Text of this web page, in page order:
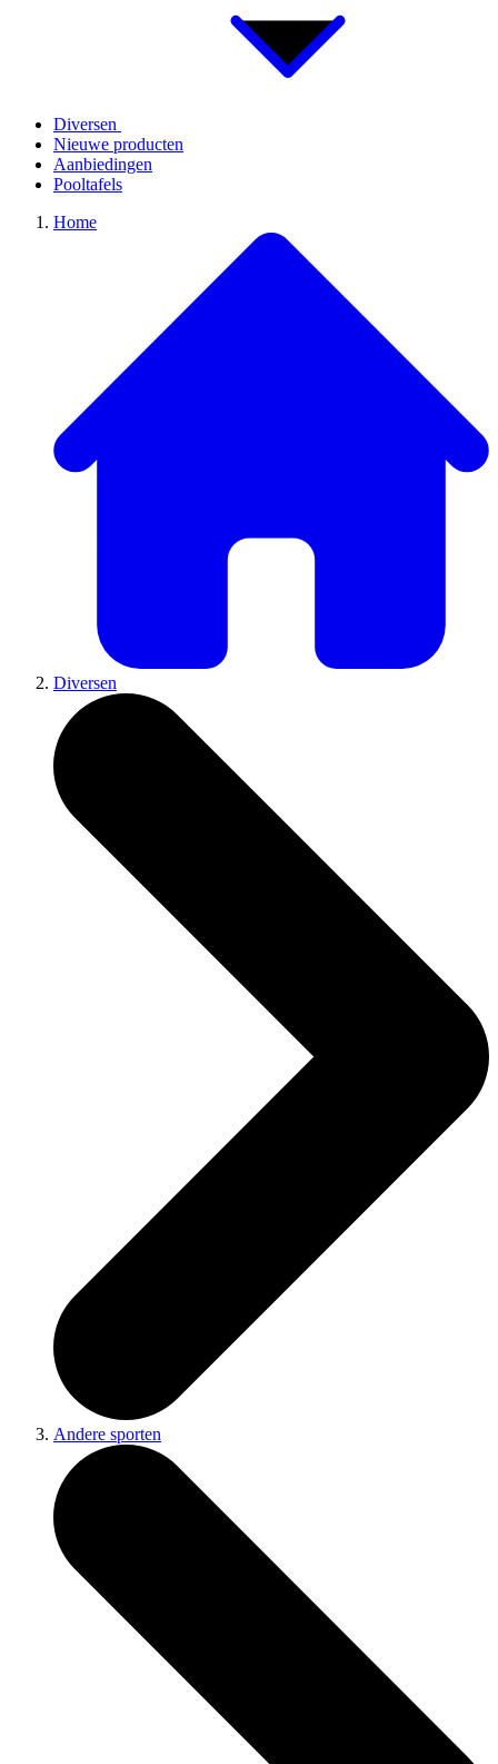
Diversen
Nieuwe producten
Aanbiedingen
Pooltafels
Home
Diversen
Andere sporten